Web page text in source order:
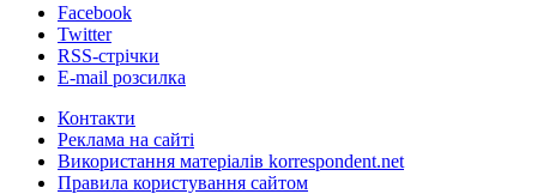
Facebook
Twitter
RSS-стрічки
E-mail розсилка
Контакти
Реклама на сайті
Використання матеріалів korrespondent.net
Правила користування сайтом